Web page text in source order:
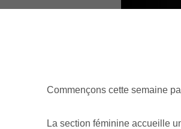
Commençons cette semaine
La section féminine accueille